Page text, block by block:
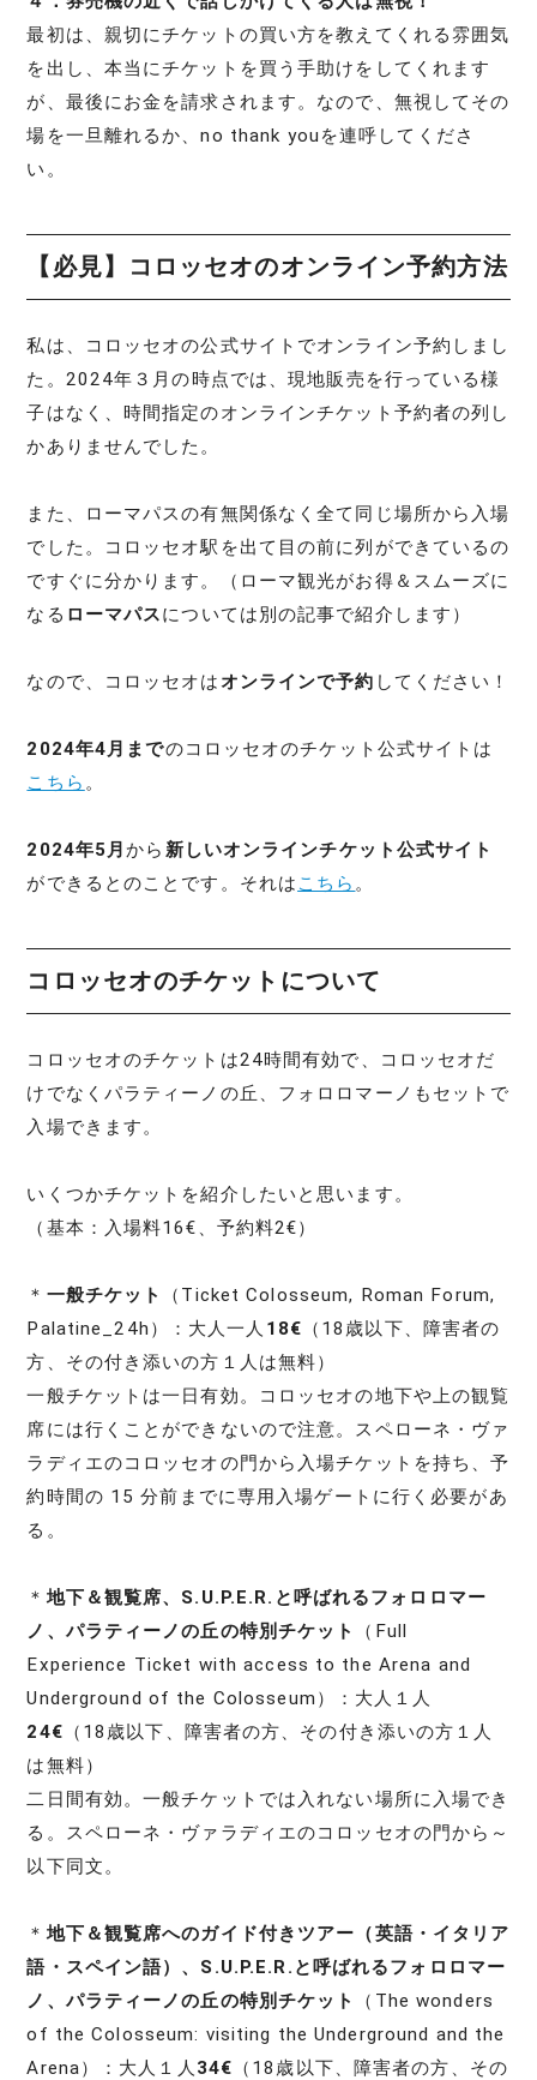
最初は、親切にチケットの買い方を教えてくれる雰囲気
を出し、本当にチケットを買う手助けをしてくれます
が、最後にお金を請求されます。なので、無視してその
場を一旦離れるか、no thank youを連呼してくださ
い。
【必見】コロッセオのオンライン予約方法
私は、コロッセオの公式サイトでオンライン予約しまし
た。2024年３月の時点では、現地販売を行っている様
子はなく、時間指定のオンラインチケット予約者の列し
かありませんでした。
また、ローマパスの有無関係なく全て同じ場所から入場
でした。コロッセオ駅を出て目の前に列ができているの
ですぐに分かります。（ローマ観光がお得＆スムーズに
なる ローマパスについては別の記事で紹介します）
なので、コロッセオはオンラインで予約 してください！
2024年4月までのコロッセオのチケット公式サイトは
こちら 。
2024年5月から 新しいオンラインチケット公式サイト
ができるとのことです。それは こちら 。
コロッセオのチケットについて
コロッセオのチケットは24時間有効で、コロッセオだ
けでなくパラティーノの丘、フォロロマーノもセットで
入場できます。
いくつかチケットを紹介したいと思います。
（基本：入場料16€、予約料2€）
＊ 一般チケット
（Ticket Colosseum, Roman Forum,
Palatine_24h）：大人一人 18€ （18歳以下、障害者の
方、その付き添いの方１人は無料）
一般チケットは一日有効。コロッセオの地下や上の観覧
席には行くことができないので注意。スペローネ・ヴァ
ラディエのコロッセオの門から入場チケットを持ち、予
約時間の 15 分前までに専用入場ゲートに行く必要があ
る。
＊地下＆観覧席、S.U.P.E.R.と呼ばれるフォロロマー
ノ、パラティーノの丘の特別チケット
（Full
Experience Ticket with access to the Arena and
Underground of the Colosseum）：大人１人
24€ （18歳以下、障害者の方、その付き添いの方１人
は無料）
二日間有効。一般チケットでは入れない場所に入場でき
る。スペローネ・ヴァラディエのコロッセオの門から～
以下同文。
＊地下＆観覧席へのガイド付きツアー（英語・イタリア
語・スペイン語）、S.U.P.E.R.と呼ばれるフォロロマー
ノ、パラティーノの丘の特別チケット
（The wonders
of the Colosseum: visiting the Underground and the
Arena）：大人１人 34€ （18歳以下、障害者の方、その